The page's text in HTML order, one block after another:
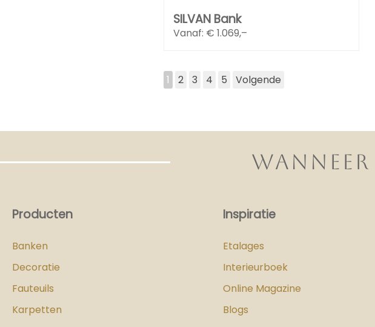
SILVAN Bank
Vanaf: € 1.069,–
1 2 3 4 5 Volgende
Producten
Banken
Decoratie
Fauteuils
Karpetten
Inspiratie
Etalages
Interieurboek
Online Magazine
Blogs